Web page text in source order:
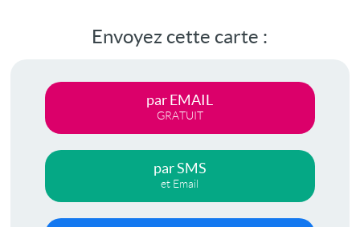
Envoyez cette carte :
par EMAIL
GRATUIT
par SMS
et Email